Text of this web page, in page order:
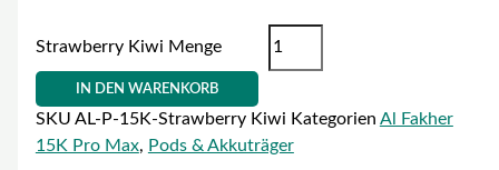
Strawberry Kiwi Menge
IN DEN WARENKORB
SKU AL-P-15K-Strawberry Kiwi Kategorien Al Fakher
15K Pro Max, Pods & Akkuträger